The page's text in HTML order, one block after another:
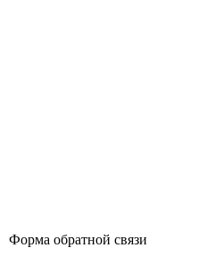
Форма обратной связи